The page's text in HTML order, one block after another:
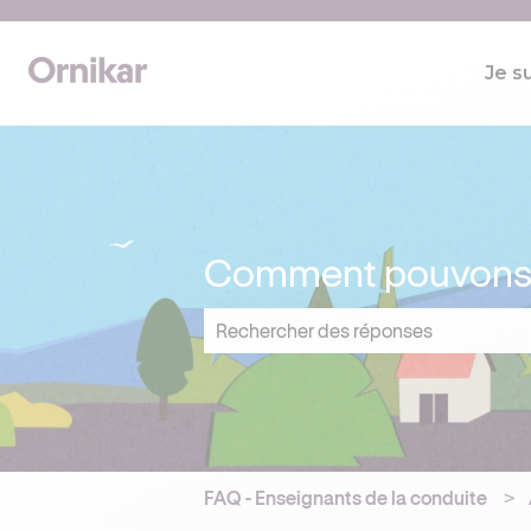
Je
Comment
Il n'y a aucune suggestion car le
FAQ - Enseignants de la conduite